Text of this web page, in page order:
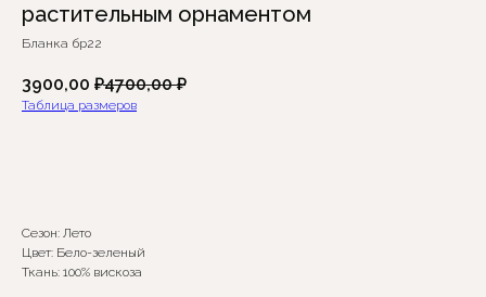
растительным орнаментом
Бланка бр22
3900,00 ₽4700,00 ₽
Таблица размеров
Сезон: Лето
Цвет: Бело-зеленый
Ткань: 100% вискоза